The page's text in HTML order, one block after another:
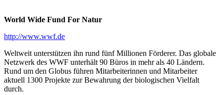
World Wide Fund For Natur
http://www.wwf.de
Weltweit unterstützen ihn rund fünf Millionen Förderer. Das globale
Netzwerk des WWF unterhält 90 Büros in mehr als 40 Ländern.
Rund um den Globus führen Mitarbeiterinnen und Mitarbeiter
aktuell 1300 Projekte zur Bewahrung der biologischen Vielfalt
durch.